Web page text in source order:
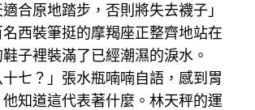
適合原地踏步，否則將失去襪子」
西裝筆挺的摩羯座正整齊地站在
子裡裝滿了已經潮濕的淚水。
十七？」張水瓶喃喃自語，感到胃
知道這代表著什麼。林天秤的運